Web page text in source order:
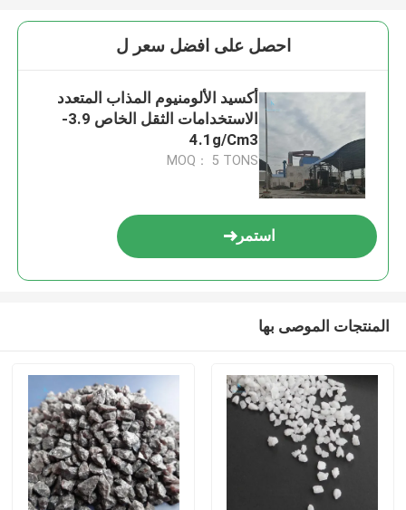
احصل على افضل سعر ل
أكسيد الألومنيوم المذاب المتعدد
الاستخدامات الثقل الخاص 3.9-
4.1g/Cm3
MOQ： 5 TONS
استمر
المنتجات الموصى بها